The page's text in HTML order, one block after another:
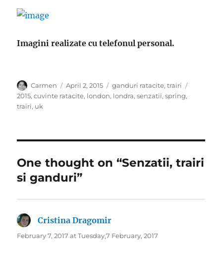
Imagini realizate cu telefonul personal.
Author
Carmen
Posted
on
April 2, 2015 Categories
ganduri ratacite,trairi
2015,cuvinte ratacite, london, londra,senzatii,spring,
trairi, uk
One thought on “Senzatii, trairi
si ganduri”
Cristina Dragomir
February 7, 2017 at Tuesday,7 February, 2017